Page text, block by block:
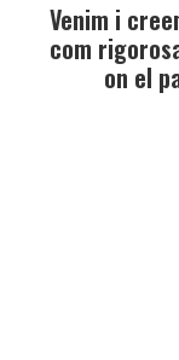
Venim i
com
on el